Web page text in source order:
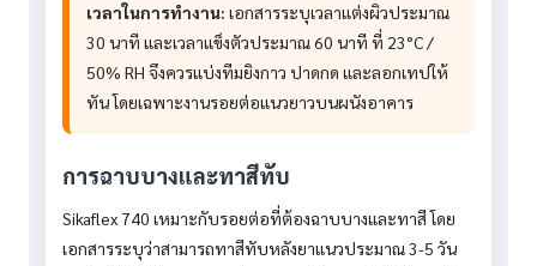
เวลาในการทำงาน: เอกสารระบุเวลาแต่งผิวประมาณ
30 นาที และเวลาแข็งตัวประมาณ 60 นาที ที่ 23°C /
50% RH จึงควรแบ่งทีมยิงกาว ปาดกด และลอกเทปให้
ทัน โดยเฉพาะงานรอยต่อแนวยาวบนผนังอาคาร
การฉาบบางและทาสีทับ
Sikaflex 740 เหมาะกับรอยต่อที่ต้องฉาบบางและทาสี โดย
เอกสารระบุว่าสามารถทาสีทับหลังยาแนวประมาณ 3-5 วัน